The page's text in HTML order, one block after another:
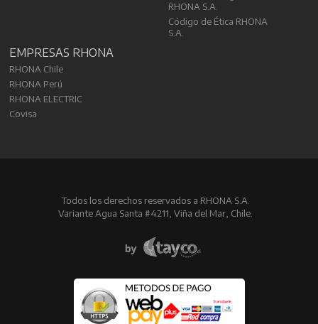
RHONA S.A.
Código de Ética RHONA
S.A.
EMPRESAS RHONA
RHONA Chile
RHONA Perú
RHONA ELECTRIC
Covisa
Todos los derechos reservados a RHONA S.A.
Variante Agua Santa #4211, Viña del Mar, Chile.